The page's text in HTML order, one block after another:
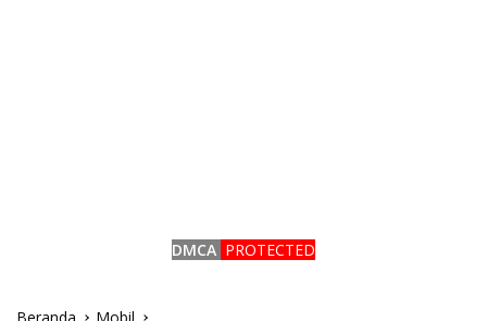
DMCA PROTECTED